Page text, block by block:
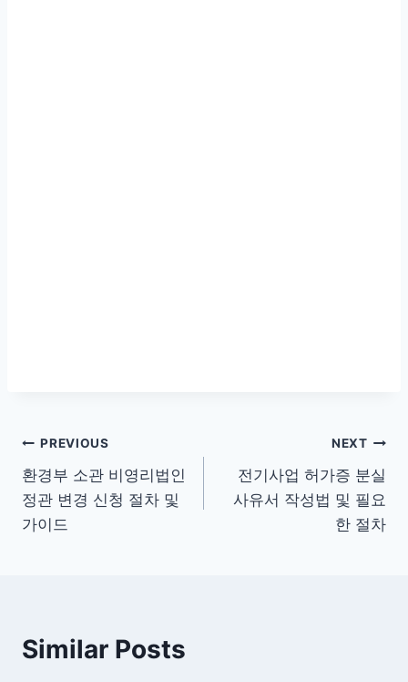
글
탐
색
PREVIOUS
환경부 소관 비영리법인
정관 변경 신청 절차 및
가이드
NEXT
전기사업 허가증 분실
사유서 작성법 및 필요
한 절차
Similar Posts